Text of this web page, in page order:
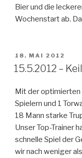
Bier und die
Wochenstart ab.
VERÖFFENTLICHT
AM
18. MAI 2012
15.5.2012 –
Mit der
Spielern und 1
18 Mann starke
Unser Top-Trainer
schnelle Spiel der
wir nach weniger